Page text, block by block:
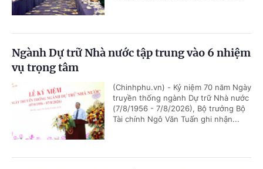
Ngành Dự trữ Nhà nước tập trung vào 6 nhiệm
vụ trọng tâm
(Chinhphu.vn) - Kỷ niệm 70 năm Ngày
truyền thống ngành Dự trữ Nhà nước
(7/8/1956 - 7/8/2026), Bộ trưởng Bộ
Tài chính Ngô Văn Tuấn ghi nhận...